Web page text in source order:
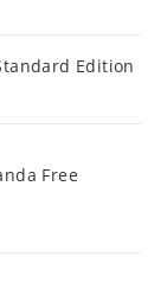
Edition
Free